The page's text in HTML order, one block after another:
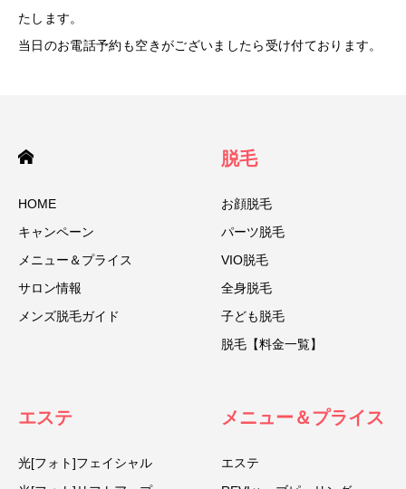
たします。
当日のお電話予約も空きがございましたら受け付ております。
HOME
キャンペーン
メニュー＆プライス
サロン情報
メンズ脱毛ガイド
脱毛
お顔脱毛
パーツ脱毛
VIO脱毛
全身脱毛
子ども脱毛
脱毛【料金一覧】
エステ
光[フォト]フェイシャル
メニュー＆プライス
エステ